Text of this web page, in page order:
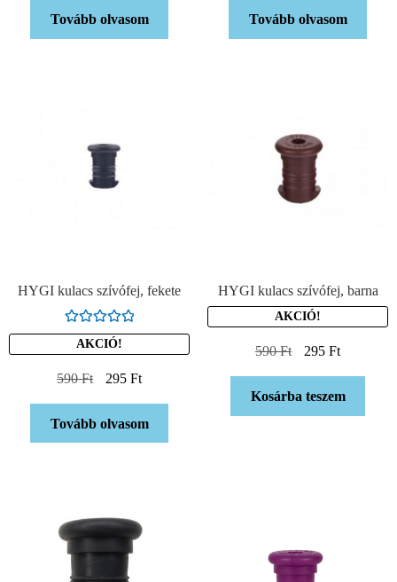
Tovább olvasom Tovább olvasom
HYGI kulacs szívófej, fekete
Értékelés:
5.00/ 5
AKCIÓ!
590Ft 295 Ft
Tovább olvasom
HYGI kulacs szívófej, barna
AKCIÓ!
590Ft 295 Ft
Kosárba teszem